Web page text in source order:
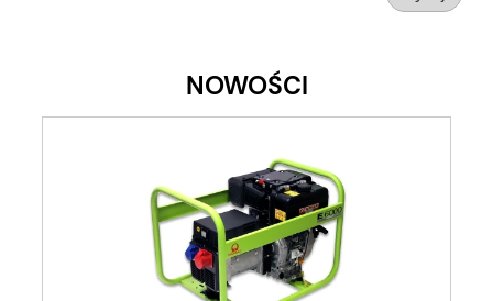
NOWOŚCI